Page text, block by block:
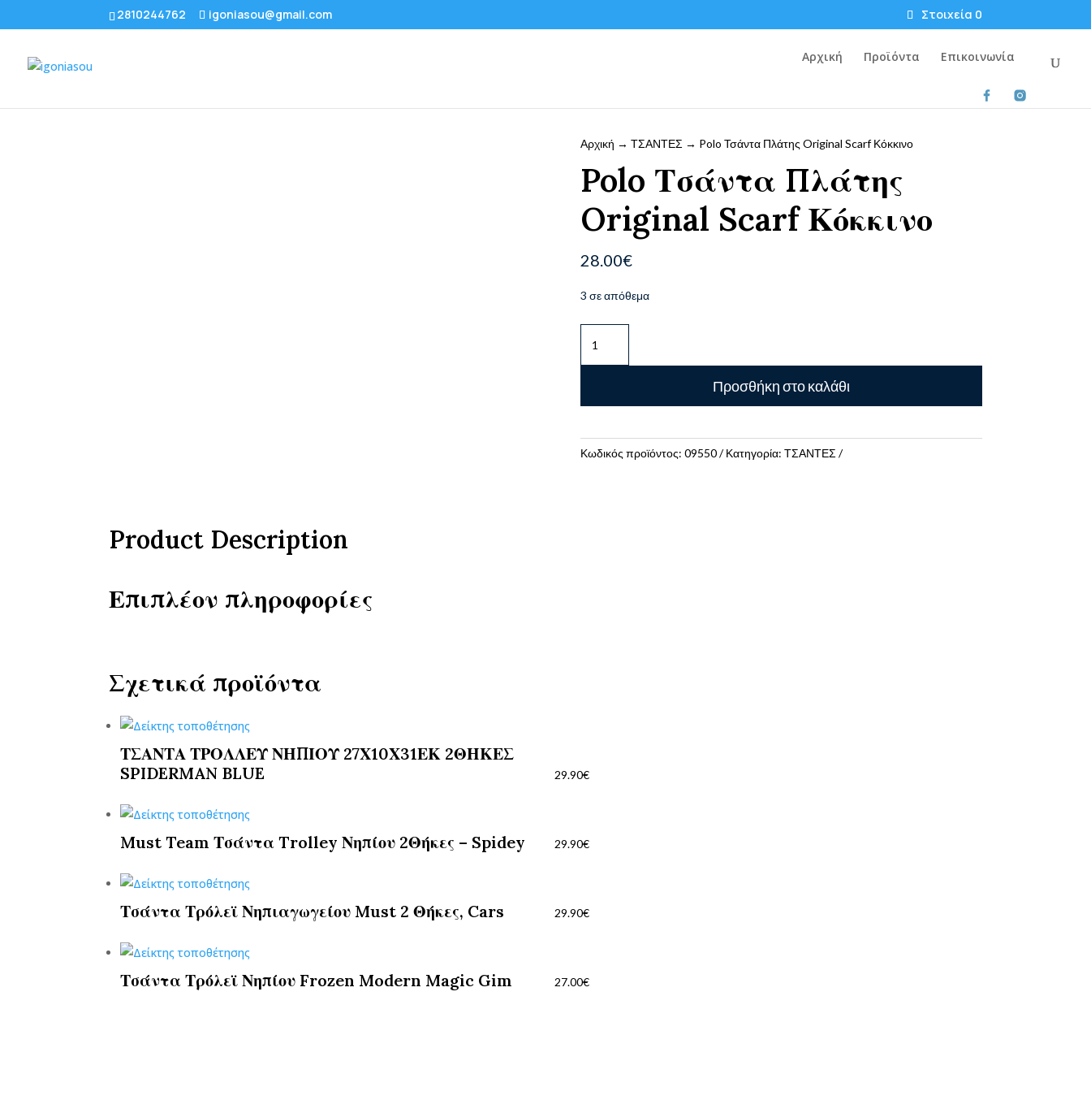
2810244762 igoniasou@gmail.com Στοιχεία 0
Αρχική Προϊόντα Επικοινωνία
Αρχική → ΤΣΑΝΤΕΣ → Polo Τσάντα Πλάτης Original Scarf Κόκκινο
Polo Τσάντα Πλάτης
Original Scarf Κόκκινο
28.00€
3 σε απόθεμα
Τσάντα
Πλάτης
Scarf
ποσότητα
Προσθήκη στο καλάθι
Κωδικός προϊόντος: 09550 Κατηγορία: ΤΣΑΝΤΕΣ
Product Description
Επιπλέον πληροφορίες
Σχετικά προϊόντα
ΤΣΑΝΤΑ ΤΡΟΛΛΕΥ ΝΗΠΙΟΥ 27Χ10Χ31ΕΚ 2ΘΗΚΕΣ
SPIDERMAN BLUE
29.90€
Must Team Τσάντα Trolley Νηπίου 2Θήκες – Spidey 29.90€
Τσάντα Τρόλεϊ Νηπιαγωγείου Must 2 Θήκες, Cars 29.90€
Τσάντα Τρόλεϊ Νηπίου Frozen Modern Magic Gim 27.00€